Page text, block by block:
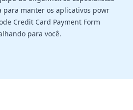
manter os aplicativos powr
Credit Card Payment Form
para você.